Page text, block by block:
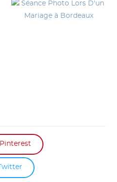
Pinterest
Twitter